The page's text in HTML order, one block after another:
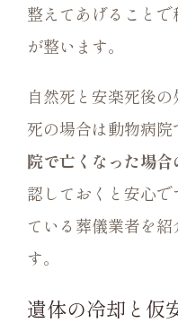
整えてあげること
が整います。
自然死と安楽死後
死の場合は動物病院
院で亡くなった場合
認しておくと安心
ている葬儀業者を
す。
遺体の冷却と仮